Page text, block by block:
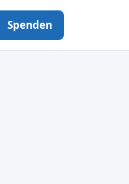
Spenden